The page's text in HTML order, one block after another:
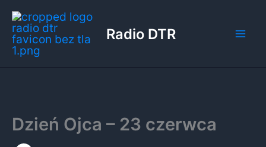
Przejdź
do
treści
Radio DTR
Dzień Ojca – 23 czerwca